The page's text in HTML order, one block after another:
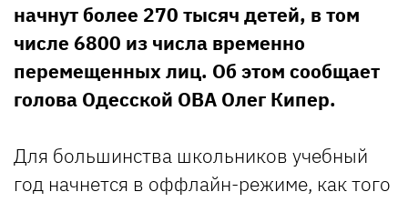
начнут более 270 тысяч детей, в том
числе 6800 из числа временно
перемещенных лиц. Об этом сообщает
голова Одесской ОВА Олег Кипер.
Для большинства школьников учебный
год начнется в оффлайн-режиме, как того